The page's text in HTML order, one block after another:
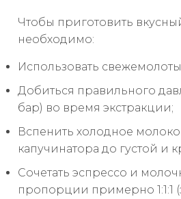
Чтобы приготовить
необходимо:
Использовать
Добиться правильного
бар) во время экстракции;
Вспенить холодное
капучинатора до густой и
Сочетать эспрессо и
пропорции примерно 1:1:1